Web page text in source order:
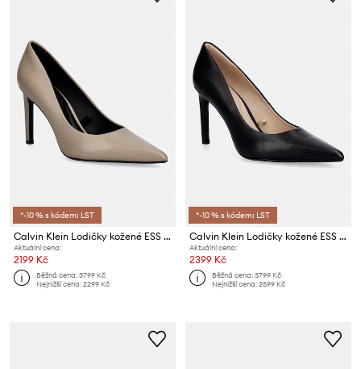
*-10 % s kódem: LST
Calvin Klein Lodičky kožené ESS STILETTO 90
Aktuální cena:
2199 Kč
Běžná cena:3799 Kč
Nejnižší cena:2299 Kč
*-10 % s kódem: LST
Calvin Klein Lodičky kožené ESS STILETTO 90
Aktuální cena:
2399 Kč
Běžná cena:3799 Kč
Nejnižší cena:2599 Kč